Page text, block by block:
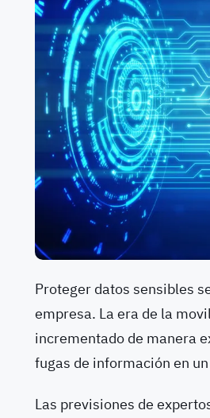
Proteger datos sensibles
empresa. La era de la
incrementado de manera
fugas de información en
Las previsiones de